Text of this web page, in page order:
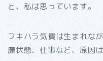
と、私は思っています。
フキハラ気質は生まれな
康状態、仕事など、原因